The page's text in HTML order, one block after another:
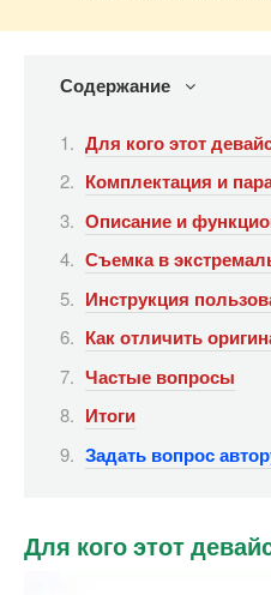
Содержание
Для кого этот
Комплектация и
Описание и
Съемка в
Инструкция
Как отличить
Частые вопросы
Итоги
Задать вопрос
Для кого этот